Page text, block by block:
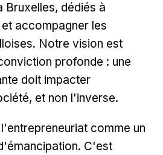
Bruxelles, dédiés à
accompagner les
Notre vision est
profonde : une
doit impacter
et non l'inverse.
comme un
C'est